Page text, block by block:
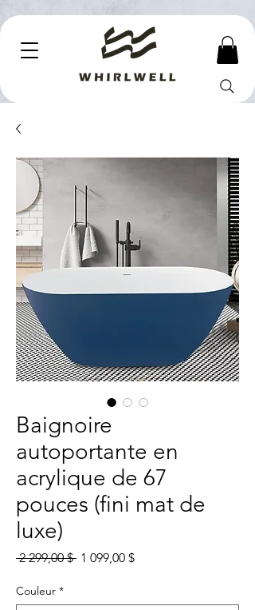
Baignoire
autoportante en
acrylique de 67
pouces (fini mat de
luxe)
2 299,00 $ Prix original
1 099,00 $Prix promotionnel
Couleur *